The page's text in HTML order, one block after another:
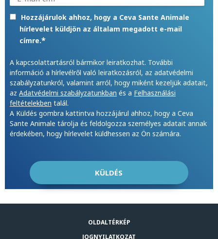
Hozzájárulok ahhoz, hogy a Ceva Sante Animale
hírlevelet küldjön az általam megadott e-mail
címre.*
A kapcsolattartásról bármikor leiratkozhat. További
információ a hírlevélről való leiratkozásról, az adatvédelmi
szabályzatunkról, valamint arról, hogy miként kezeljük adatait,
az Adatvédelmi szabályzatunkban és a Felhasználási
feltételekben talál.
A Küldés gombra kattintva hozzájárul ahhoz, hogy a Ceva
Sante Animale tárolja és feldolgozza személyes adatait annak
érdekében, hogy hírlevelet küldhessen az Ön számára.
OLDALTÉRKÉP
JOGNYILATKOZAT